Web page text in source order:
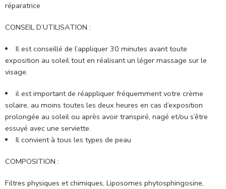
réparatrice
CONSEIL D’UTILISATION :
Il est conseillé de l’appliquer 30 minutes avant toute
exposition au soleil tout en réalisant un léger massage sur le
visage.
il est important de réappliquer fréquemment votre crème
solaire, au moins toutes les deux heures en cas d’exposition
prolongée au soleil ou après avoir transpiré, nagé et/ou s’être
essuyé avec une serviette.
Il convient à tous les types de peau
COMPOSITION :
Filtres physiques et chimiques, Liposomes phytosphingosine,